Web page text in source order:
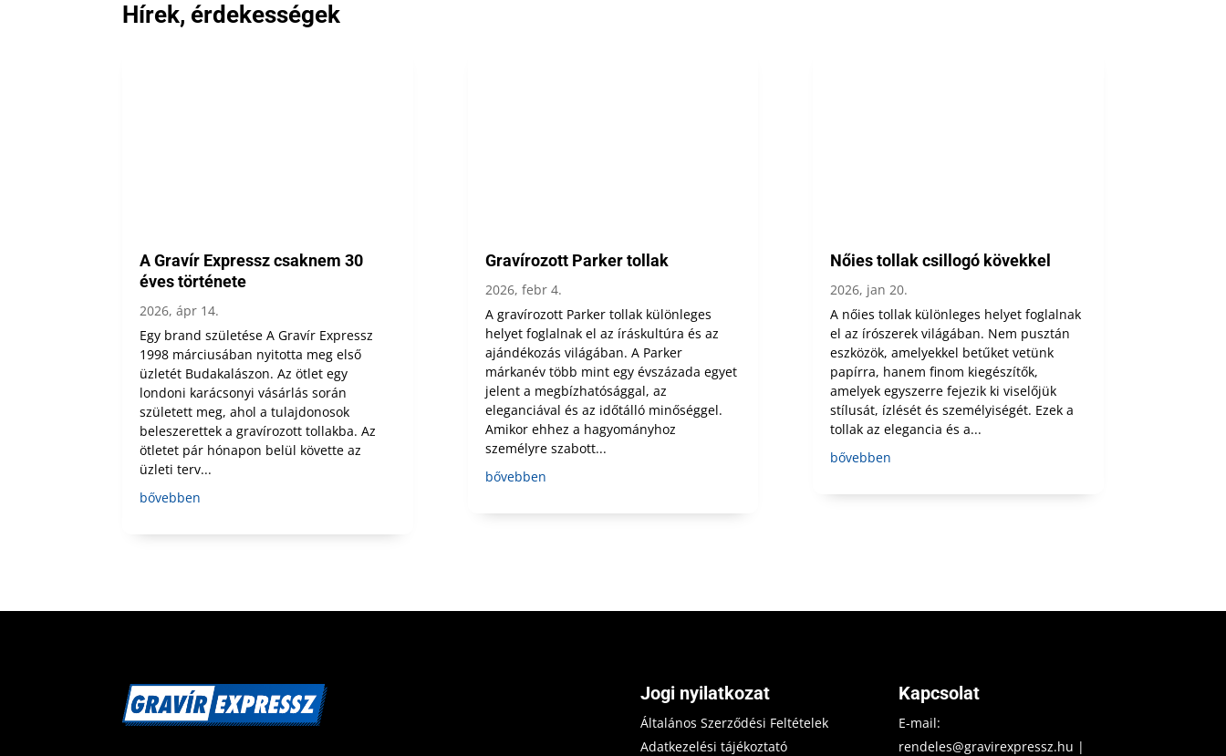
Hírek, érdekességek
A Gravír Expressz csaknem 30
éves története
2026, ápr 14.
Egy brand születése A Gravír Expressz
1998 márciusában nyitotta meg első
üzletét Budakalászon. Az ötlet egy
londoni karácsonyi vásárlás során
született meg, ahol a tulajdonosok
beleszerettek a gravírozott tollakba. Az
ötletet pár hónapon belül követte az
üzleti terv...
bővebben
Gravírozott Parker tollak
2026, febr 4.
A gravírozott Parker tollak különleges
helyet foglalnak el az íráskultúra és az
ajándékozás világában. A Parker
márkanév több mint egy évszázada egyet
jelent a megbízhatósággal, az
eleganciával és az időtálló minőséggel.
Amikor ehhez a hagyományhoz
személyre szabott...
bővebben
Nőies tollak csillogó kövekkel
2026, jan 20.
A nőies tollak különleges helyet foglalnak
el az írószerek világában. Nem pusztán
eszközök, amelyekkel betűket vetünk
papírra, hanem finom kiegészítők,
amelyek egyszerre fejezik ki viselőjük
stílusát, ízlését és személyiségét. Ezek a
tollak az elegancia és a...
bővebben
Jogi nyilatkozat
Általános Szerződési Feltételek
Adatkezelési tájékoztató
Kapcsolat
E-mail:
rendeles@gravirexpressz.hu |